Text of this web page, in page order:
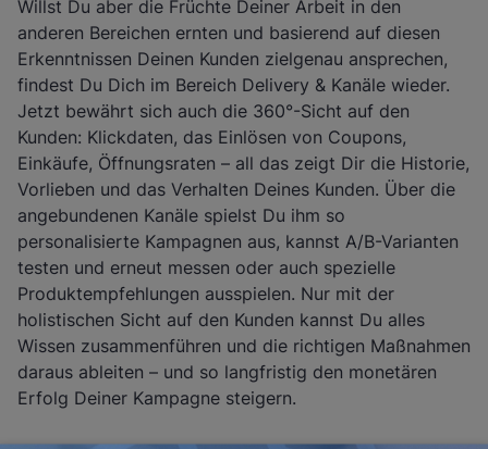
Willst Du aber die Früchte Deiner Arbeit in den
anderen Bereichen ernten und basierend auf diesen
Erkenntnissen Deinen Kunden zielgenau ansprechen,
findest Du Dich im Bereich Delivery & Kanäle wieder.
Jetzt bewährt sich auch die 360°-Sicht auf den
Kunden: Klickdaten, das Einlösen von Coupons,
Einkäufe, Öffnungsraten – all das zeigt Dir die Historie,
Vorlieben und das Verhalten Deines Kunden. Über die
angebundenen Kanäle spielst Du ihm so
personalisierte Kampagnen aus, kannst A/B-Varianten
testen und erneut messen oder auch spezielle
Produktempfehlungen ausspielen. Nur mit der
holistischen Sicht auf den Kunden kannst Du alles
Wissen zusammenführen und die richtigen Maßnahmen
daraus ableiten – und so langfristig den monetären
Erfolg Deiner Kampagne steigern.